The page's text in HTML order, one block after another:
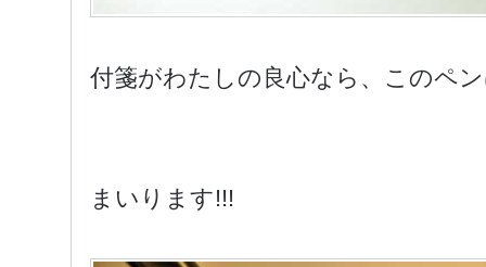
付箋がわたしの良心なら、このペ
まいります!!!